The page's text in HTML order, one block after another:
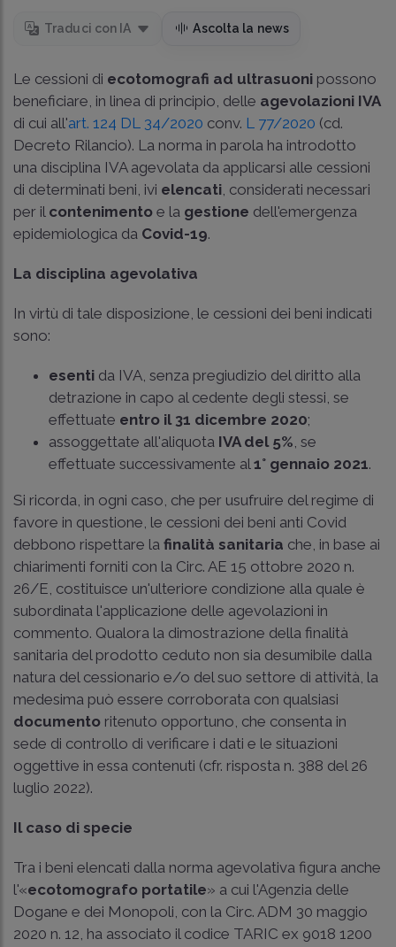
Traduci con IA Ascolta la news
Le cessioni di ecotomografi ad ultrasuoni possono
beneficiare, in linea di principio, delle agevolazioni IVA
di cui all'art. 124 DL 34/2020 conv. L 77/2020 (cd.
Decreto Rilancio). La norma in parola ha introdotto
una disciplina IVA agevolata da applicarsi alle cessioni
di determinati beni, ivi elencati , considerati necessari
per il contenimento e la gestione dell'emergenza
epidemiologica da Covid-19.
La disciplina agevolativa
In virtù di tale disposizione, le cessioni dei beni indicati
sono:
esenti da IVA, senza pregiudizio del diritto alla
detrazione in capo al cedente degli stessi, se
effettuate entro il 31 dicembre 2020;
assoggettate all'aliquota IVA del 5% , se
effettuate successivamente al 1° gennaio 2021.
Si ricorda, in ogni caso, che per usufruire del regime di
favore in questione, le cessioni dei beni anti Covid
debbono rispettare la finalità sanitaria che, in base ai
chiarimenti forniti con la Circ. AE 15 ottobre 2020 n.
26/E , costituisce un'ulteriore condizione alla quale è
subordinata l'applicazione delle agevolazioni in
commento. Qualora la dimostrazione della finalità
sanitaria del prodotto ceduto non sia desumibile dalla
natura del cessionario e/o del suo settore di attività, la
medesima può essere corroborata con qualsiasi
documento ritenuto opportuno, che consenta in
sede di controllo di verificare i dati e le situazioni
oggettive in essa contenuti (cfr. risposta n. 388 del 26
luglio 2022).
Il caso di specie
Tra i beni elencati dalla norma agevolativa figura anche
l'«ecotomografo portatile» a cui l'Agenzia delle
Dogane e dei Monopoli, con la Circ. ADM 30 maggio
2020 n. 12, ha associato il codice TARIC ex 9018 1200